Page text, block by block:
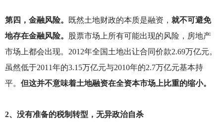
第四，金融风险。 既然土地财政的本质是融资， 就不可避免
地存在金融风险。
股票市场上所有可能出现的风险，房地产
市场上都会出现。2012年全国土地出让合同价款2.69万亿元。
虽然低于2011年的3.15万亿元与2010年的2.7万亿元基本持
平。 但这并不意味着土地融资在全资本市场上比重的缩小。
2、没有准备的税制转型，无异政治自杀